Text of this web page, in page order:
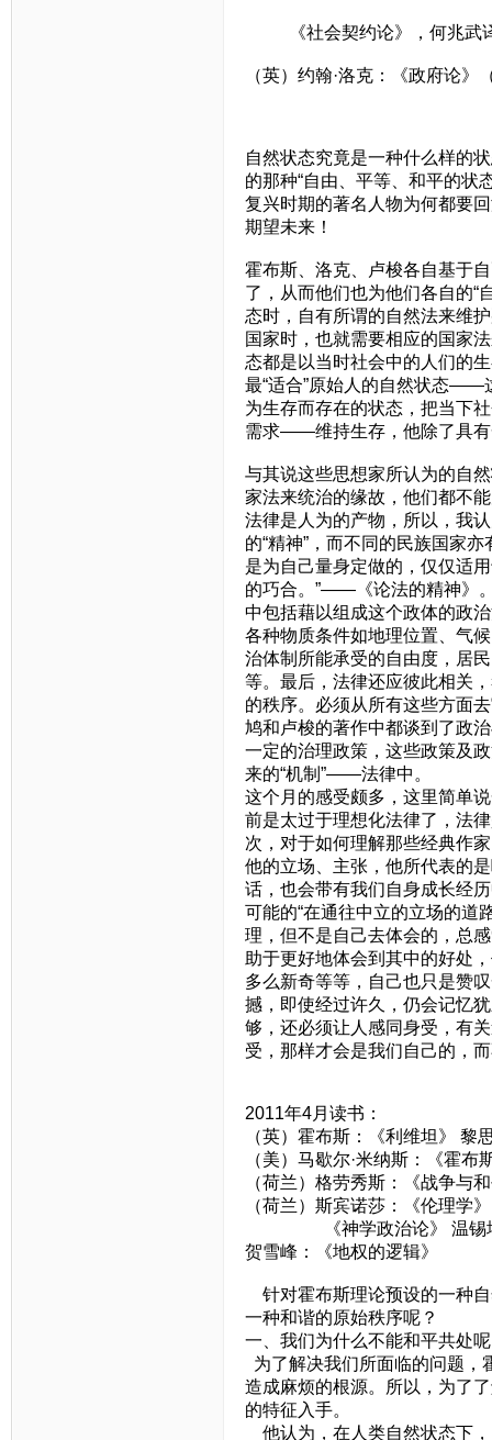
《社会契约论》，何兆武
（英）约翰·洛克：《政府论》
自然状态究竟是一种什么样的
的那种“自由、平等、和平的状
复兴时期的著名人物为何都要
期望未来！
霍布斯、洛克、卢梭各自基于
了，从而他们也为他们各自的
态时，自有所谓的自然法来维
国家时，也就需要相应的国家
态都是以当时社会中的人们的
最“适合”原始人的自然状态——
为生存而存在的状态，把当下
需求——维持生存，他除了具有
与其说这些思想家所认为的自
家法来统治的缘故，他们都不
法律是人为的产物，所以，我
的“精神”，而不同的民族国家
是为自己量身定做的，仅仅适
的巧合。”——《论法的精神》
中包括藉以组成这个政体的政
各种物质条件如地理位置、气
治体制所能承受的自由度，居
等。最后，法律还应彼此相关
的秩序。必须从所有这些方面
鸠和卢梭的著作中都谈到了政
一定的治理政策，这些政策及
来的“机制”——法律中。
这个月的感受颇多，这里简单
前是太过于理想化法律了，法
次，对于如何理解那些经典作
他的立场、主张，他所代表的
话，也会带有我们自身成长经
可能的“在通往中立的立场的道
理，但不是自己去体会的，总
助于更好地体会到其中的好处
多么新奇等等，自己也只是赞
撼，即使经过许久，仍会记忆
够，还必须让人感同身受，有
受，那样才会是我们自己的，
2011年4月读书：
（英）霍布斯：《利维坦》 黎
（美）马歇尔·米纳斯：《霍布
（荷兰）格劳秀斯：《战争与
（荷兰）斯宾诺莎：《伦理学
《神学政治论》 温锡
贺雪峰：《地权的逻辑》
针对霍布斯理论预设的一种
一种和谐的原始秩序呢？
一、我们为什么不能和平共处
为了解决我们所面临的问题，
造成麻烦的根源。所以，为了
的特征入手。
他认为，在人类自然状态下